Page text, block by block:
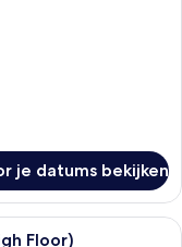
je datums bekijken
met een groot bed,
Floor)